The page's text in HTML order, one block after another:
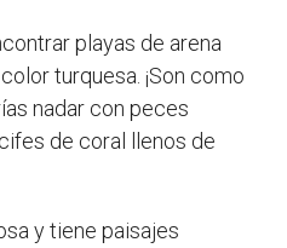
playas de arena
turquesa. ¡Son como
nadar con peces
de coral llenos de
y tiene paisajes